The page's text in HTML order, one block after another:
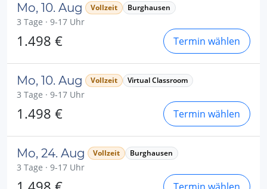
Mo, 10. Aug Vollzeit Burghausen
3 Tage · 9-17 Uhr
1.498 € Termin wählen
Mo, 10. Aug Vollzeit Virtual Classroom
3 Tage · 9-17 Uhr
1.498 € Termin wählen
Mo, 24. Aug Vollzeit Burghausen
3 Tage · 9-17 Uhr